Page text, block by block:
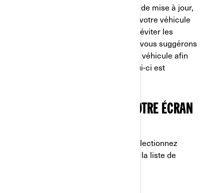
- Avant de débuter le processus de mise à jour,
assurez-vous que la batterie de votre véhicule
ait une charge suffisante, afin d'éviter les
dommages à votre écran. Nous vous suggérons
d'installer un chargeur sur votre véhicule afin
d'assurer que la batterie de celui-ci est
ÉTAPE 1 : CONNECTER VOTRE ÉCRAN
a) Dans le Menu des applets, sélectionnez
"Préférences", puis "Wi-Fi" dans la liste de